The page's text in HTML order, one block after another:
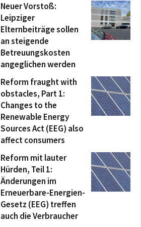
Neuer Vorstoß:
Leipziger
Elternbeiträge sollen
an steigende
Betreuungskosten
angeglichen werden
Reform fraught with
obstacles, Part 1:
Changes to the
Renewable Energy
Sources Act (EEG) also
affect consumers
Reform mit lauter
Hürden, Teil 1:
Änderungen im
Erneuerbare-Energien-
Gesetz (EEG) treffen
auch die Verbraucher